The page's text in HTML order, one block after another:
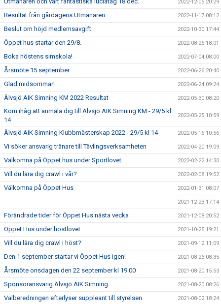
2022-12-05 20:29
Resultat från gårdagens Utmanaren 2022-11-17 08:12
Beslut om höjd medlemsavgift 2022-10-30 17:44
Öppet hus startar den 29/8. 2022-08-26 18:01
Boka höstens simskola! 2022-07-04 08:00
Årsmöte 15 september 2022-06-26 20:40
Glad midsommar! 2022-06-24 09:24
Älvsjö AIK Simning KM 2022 Resultat 2022-05-30 08:20
Kom ihåg att anmäla dig till Älvsjö AIK Simning KM - 29/5 kl
14
2022-05-25 10:59
Älvsjö AIK Simning Klubbmästerskap 2022 - 29/5 kl 14 2022-05-16 10:56
Vi söker ansvarig tränare till Tävlingsverksamheten 2022-04-20 19:09
Välkomna på Öppet hus under Sportlovet 2022-02-22 14:30
Vill du lära dig crawl i vår? 2022-02-08 19:52
Välkomna på Öppet Hus 2022-01-31 08:07
2021-12-23 17:14
Förändrade tider för Öppet Hus nästa vecka 2021-12-08 20:52
Öppet Hus under höstlovet 2021-10-25 19:21
Vill du lära dig crawl i höst? 2021-09-12 11:09
Den 1 september startar vi Öppet Hus igen! 2021-08-26 08:35
Årsmöte onsdagen den 22 september kl 19.00 2021-08-20 15:53
Sponsoransvarig Älvsjö AIK Simning 2021-08-20 08:26
Valberedningen efterlyser suppleant till styrelsen 2021-08-02 18:24